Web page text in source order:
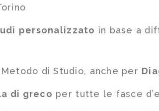
personalizzato in base a
di Studio, anche per
di greco per tutte le fasce